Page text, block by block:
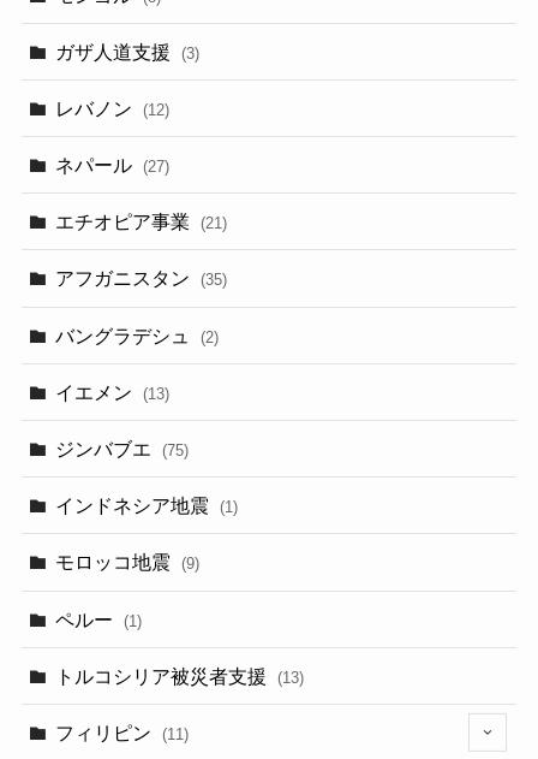
ガザ人道支援 (3)
レバノン (12)
ネパール (27)
エチオピア事業 (21)
アフガニスタン (35)
バングラデシュ (2)
イエメン (13)
ジンバブエ (75)
インドネシア地震 (1)
モロッコ地震 (9)
ペルー (1)
トルコシリア被災者支援 (13)
フィリピン (11)